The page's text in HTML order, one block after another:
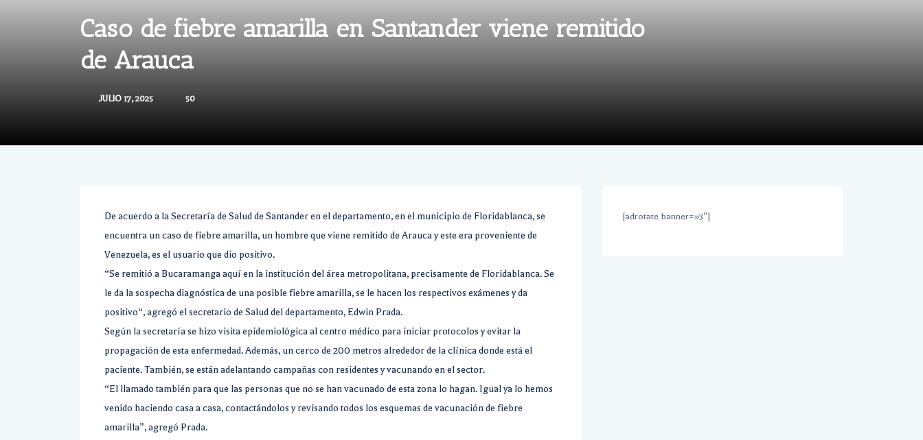
Caso de fiebre amarilla en Santander viene remitido
de Arauca
JULIO 17, 2025 50
De acuerdo a la Secretaría de Salud de Santander en el departamento, en el municipio de Floridablanca, se
encuentra un caso de fiebre amarilla, un hombre que viene remitido de Arauca y este era proveniente de
Venezuela, es el usuario que dio positivo.
“Se remitió a Bucaramanga aquí en la institución del área metropolitana, precisamente de Floridablanca. Se
le da la sospecha diagnóstica de una posible fiebre amarilla, se le hacen los respectivos exámenes y da
positivo“, agregó el secretario de Salud del departamento, Edwin Prada.
Según la secretaría se hizo visita epidemiológica al centro médico para iniciar protocolos y evitar la
propagación de esta enfermedad. Además, un cerco de 200 metros alrededor de la clínica donde está el
paciente. También, se están adelantando campañas con residentes y vacunando en el sector.
“El llamado también para que las personas que no se han vacunado de esta zona lo hagan. Igual ya lo hemos
venido haciendo casa a casa, contactándolos y revisando todos los esquemas de vacunación de fiebre
amarilla”, agregó Prada.
[adrotate banner=»3″]